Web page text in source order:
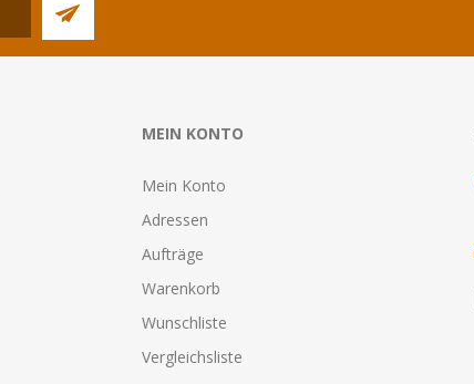
MEIN KONTO
Mein Konto
Adressen
Aufträge
Warenkorb
Wunschliste
Vergleichsliste